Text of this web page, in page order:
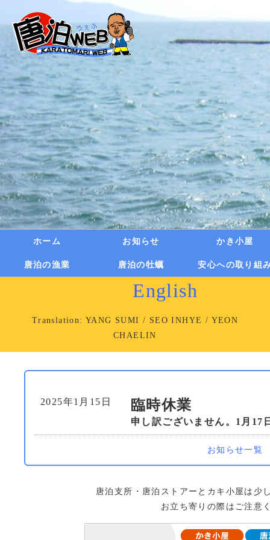
ホーム お知らせ かき小屋
唐泊の漁業 唐泊の牡蠣 安心への取り組
English
Translation: YANG SUMI / SEO INHYE / YEON
CHAELIN
2025年1月15日 臨時休業
申し訳ございません。1月17
お知らせ一覧
唐泊支所・唐泊ストアーとカキ小屋は少
お立ち寄りの際はご注意